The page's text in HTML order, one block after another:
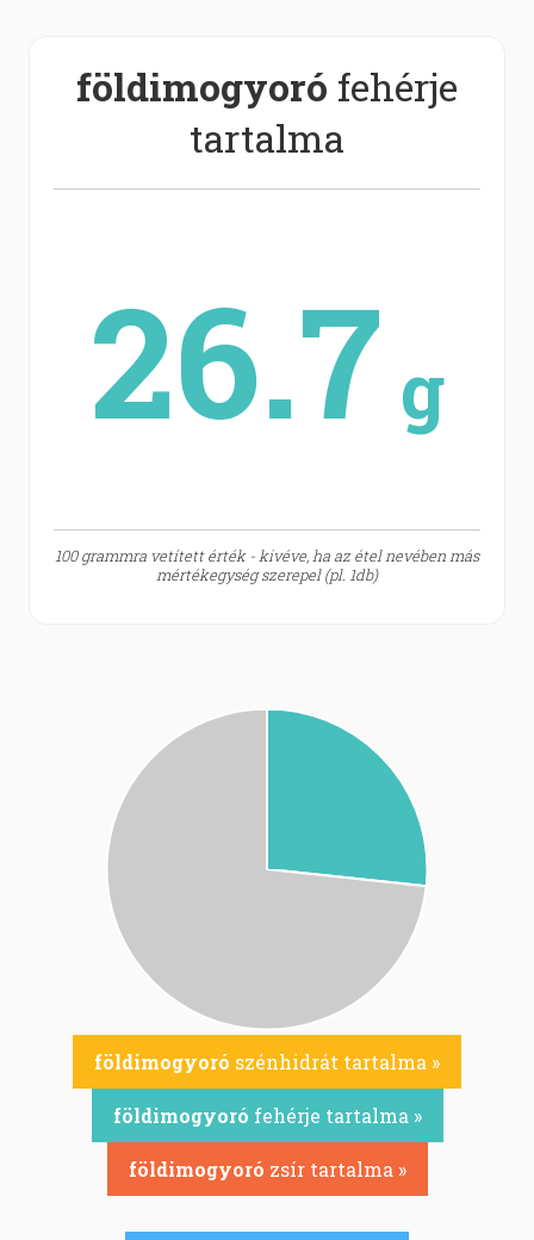
földimogyoró fehérje
tartalma
26.7 g
100 grammra vetített érték - kivéve, ha az étel nevében más
mértékegység szerepel (pl. 1db)
földimogyoró szénhidrát tartalma »
földimogyoró fehérje tartalma »
földimogyoró zsír tartalma »